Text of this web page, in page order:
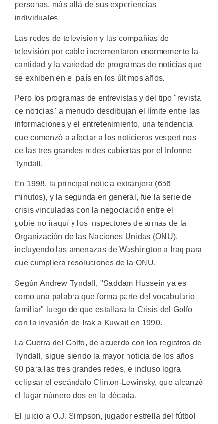
personas, más allá de sus experiencias
individuales.
Las redes de televisión y las compañías de
televisión por cable incrementaron enormemente la
cantidad y la variedad de programas de noticias que
se exhiben en el país en los últimos años.
Pero los programas de entrevistas y del tipo "revista
de noticias" a menudo desdibujan el límite entre las
informaciones y el entretenimiento, una tendencia
que comenzó a afectar a los noticieros vespertinos
de las tres grandes redes cubiertas por el Informe
Tyndall.
En 1998, la principal noticia extranjera (656
minutos), y la segunda en general, fue la serie de
crisis vinculadas con la negociación entre el
gobierno iraquí y los inspectores de armas de la
Organización de las Naciones Unidas (ONU),
incluyendo las amenazas de Washington a Iraq para
que cumpliera resoluciones de la ONU.
Según Andrew Tyndall, "Saddam Hussein ya es
como una palabra que forma parte del vocabulario
familiar" luego de que estallara la Crisis del Golfo
con la invasión de Irak a Kuwait en 1990.
La Guerra del Golfo, de acuerdo con los registros de
Tyndall, sigue siendo la mayor noticia de los años
90 para las tres grandes redes, e incluso logra
eclipsar el escándalo Clinton-Lewinsky, que alcanzó
el lugar número dos en la década.
El juicio a O.J. Simpson, jugador estrella del fútbol